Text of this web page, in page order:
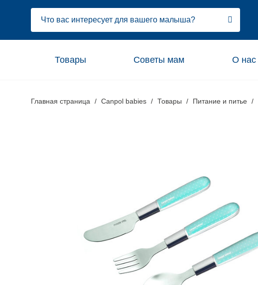
Товары Советы мам О нас
Главная страница Canpol babies Товары Питание и питье